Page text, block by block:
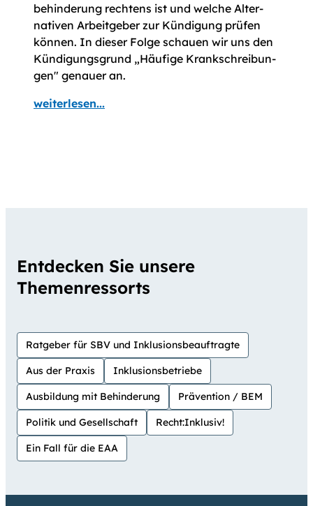
behinderung rechtens ist und welche Alter­
nativen Arbeit­geber zur Kündigung prüfen
können. In dieser Folge schauen wir uns den
Kündigungs­grund „Häufige Krank­schrei­bun­
gen" genauer an.
weiterlesen...
Entdecken Sie unsere
Themenressorts
Ratgeber für SBV und Inklusionsbeauftragte
Aus der Praxis Inklusionsbetriebe
Ausbildung mit Behinderung Prävention / BEM
Politik und Gesellschaft Recht:Inklusiv!
Ein Fall für die EAA